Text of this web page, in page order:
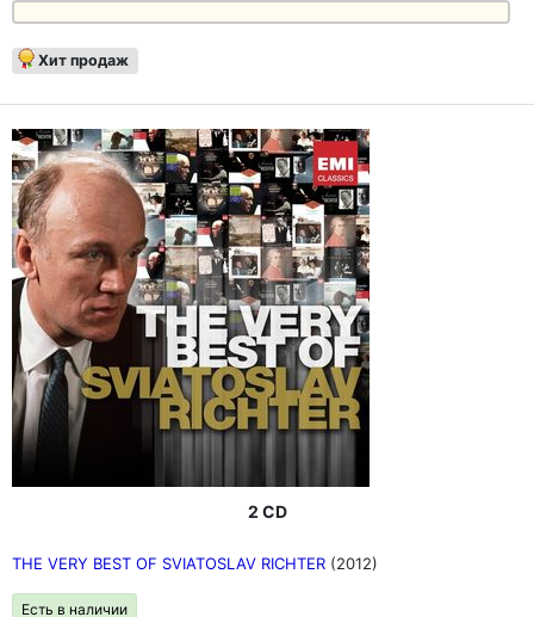
Хит продаж
2 CD
THE VERY BEST OF SVIATOSLAV RICHTER (2012)
Есть в наличии